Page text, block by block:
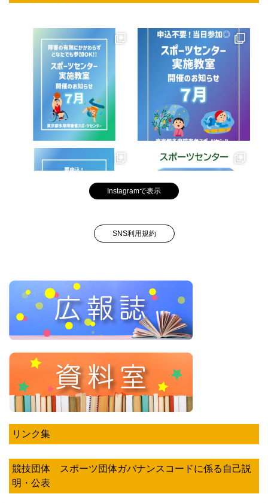
Instagramで表示
SNS利用規約
リンク集
競技団体 スポーツ団体ガバナンスコードに係る自己説
明・公表